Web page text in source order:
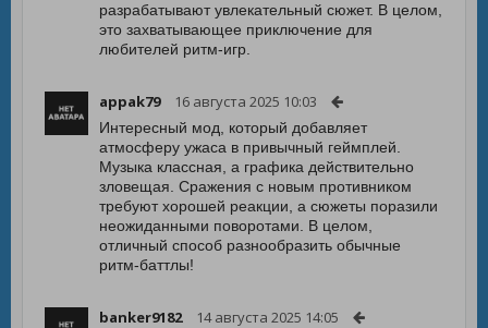
разрабатывают увлекательный сюжет. В целом,
это захватывающее приключение для
любителей ритм-игр.
appak79 16 августа 2025 10:03
Интересный мод, который добавляет
атмосферу ужаса в привычный геймплей.
Музыка классная, а графика действительно
зловещая. Сражения с новым противником
требуют хорошей реакции, а сюжеты поразили
неожиданными поворотами. В целом,
отличный способ разнообразить обычные
ритм-баттлы!
banker9182 14 августа 2025 14:05